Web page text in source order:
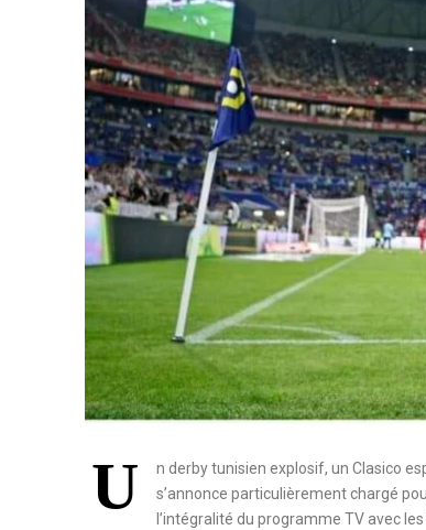
U
n derby tunisien explosif, un Clasico
s’annonce particulièrement chargé
l’intégralité du programme TV avec